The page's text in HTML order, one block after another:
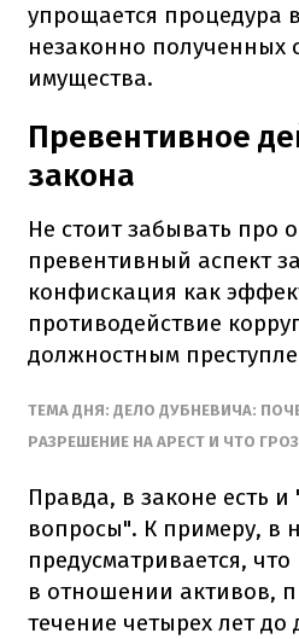
упрощается процедура
незаконно полученных
имущества.
Превентивное
закона
Не стоит забывать про
превентивный аспект
конфискация как
противодействие
должностным
ТЕМА ДНЯ: ДЕЛО ДУБНЕВИЧА:
РАЗРЕШЕНИЕ НА АРЕСТ И ЧТО
Правда, в законе есть
вопросы". К примеру, в
предусматривается,
в отношении активов,
течение четырех лет до